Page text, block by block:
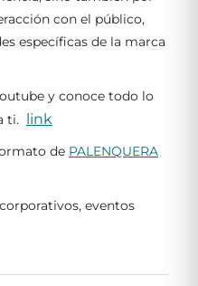
con el público,
específicas de la marca
y conoce todo lo
ti.
link
de PALENQUERA
eventos